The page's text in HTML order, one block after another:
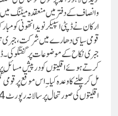
و انصاف کے دفتر میں منعقدہ میٹنگ
ارکان نے ڈپٹی اسپیکر نوید انتھونی کو
قومی سیاسی دھارے میں شرکت، جبری
جبری نکاح کے موضوعات پر گفتگو کی۔
کرتے ہوئے اقلیتوں کو درپیش مسائل پر
مل کر چلنے کا وعدہ کیا ۔ِاس موقع پر
اقلیتوں کی صورتحال پر سالانہ رپورٹ